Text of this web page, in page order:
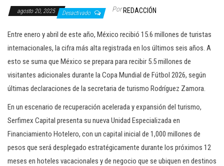
agosto 20, 2025 Desactivado Por REDACCIÓN
Entre enero y abril de este año, México recibió 15.6 millones de turistas
internacionales, la cifra más alta registrada en los últimos seis años. A
esto se suma que México se prepara para recibir 5.5 millones de
visitantes adicionales durante la Copa Mundial de Fútbol 2026, según
últimas declaraciones de la secretaria de turismo Rodríguez Zamora.
En un escenario de recuperación acelerada y expansión del turismo,
Serfimex Capital presenta su nueva Unidad Especializada en
Financiamiento Hotelero, con un capital inicial de 1,000 millones de
pesos que será desplegado estratégicamente durante los próximos 12
meses en hoteles vacacionales y de negocio que se ubiquen en destinos